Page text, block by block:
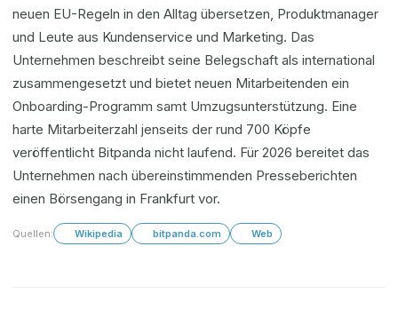
neuen EU-Regeln in den Alltag übersetzen, Produktmanager
und Leute aus Kundenservice und Marketing. Das
Unternehmen beschreibt seine Belegschaft als international
zusammengesetzt und bietet neuen Mitarbeitenden ein
Onboarding-Programm samt Umzugsunterstützung. Eine
harte Mitarbeiterzahl jenseits der rund 700 Köpfe
veröffentlicht Bitpanda nicht laufend. Für 2026 bereitet das
Unternehmen nach übereinstimmenden Presseberichten
einen Börsengang in Frankfurt vor.
Quellen: Wikipedia bitpanda.com Web